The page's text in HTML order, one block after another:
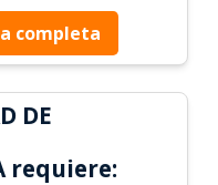
completa
DE
requiere: